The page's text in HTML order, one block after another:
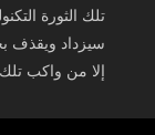
تلك الثورة
سيزداد ويقذف
إلا من واكب تلك